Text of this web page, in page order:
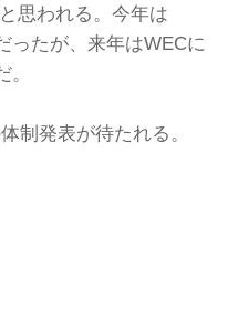
思われる。今年は
ったが、来年はWECに
制発表が待たれる。